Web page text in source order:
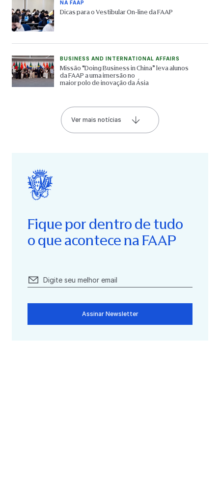
NA FAAP
Dicas para o Vestibular On-line da FAAP
BUSINESS AND INTERNATIONAL AFFAIRS
Missão “Doing Business in China” leva alunos
da FAAP a uma imersão no
maior polo de inovação da Ásia
Ver mais notícias
Fique por dentro de tudo
o que acontece na FAAP
Assinar Newsletter